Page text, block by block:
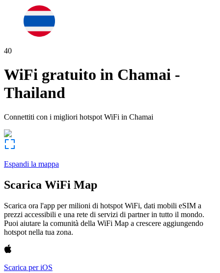
40
WiFi gratuito in Chamai -
Thailand
Connettiti con i migliori hotspot WiFi in Chamai
Espandi la mappa
Scarica WiFi Map
Scarica ora l'app per milioni di hotspot WiFi, dati mobili eSIM a
prezzi accessibili e una rete di servizi di partner in tutto il mondo.
Puoi aiutare la comunità della WiFi Map a crescere aggiungendo
hotspot nella tua zona.
Scarica per iOS